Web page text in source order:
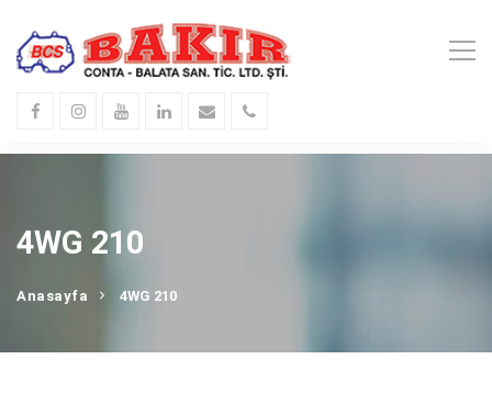
4WG 210
Anasayfa 4WG 210